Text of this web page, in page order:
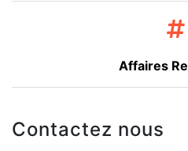
Affaires
Contactez nous